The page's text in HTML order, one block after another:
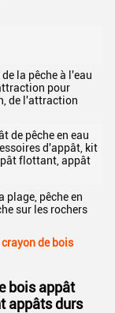
la pêche à l'eau
pour
de l'attraction
de pêche en eau
d'appât, kit
flottant, appât
plage, pêche en
sur les rochers
de bois
bois appât
appâts durs